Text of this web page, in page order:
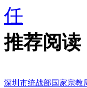
任
推荐阅读
深圳市统战部国家宗教